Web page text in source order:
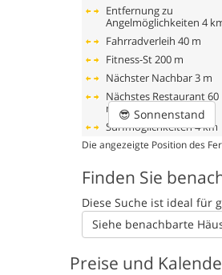
Entfernung zu
Angelmöglichkeiten 4
Fahrradverleih 40 m
Fitness-St200 m
Nächster Nachbar3 m
Nächstes Restaurant60
m
Surfmöglichkeiten4 km
😎 Sonnenstand
Die angezeigte Position des
Finden Sie
Diese Suche ist ideal für
Siehe benachbarte
Preise und